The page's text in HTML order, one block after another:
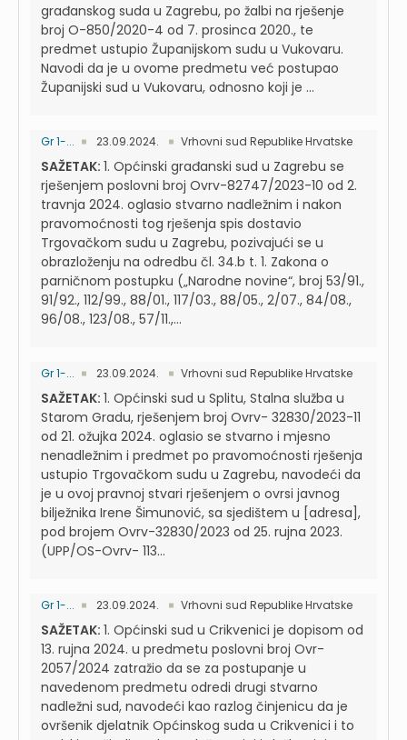
građanskog suda u Zagrebu, po žalbi na rješenje
broj O-850/2020-4 od 7. prosinca 2020., te
predmet ustupio Županijskom sudu u Vukovaru.
Navodi da je u ovome predmetu već postupao
Županijski sud u Vukovaru, odnosno koji je ...
Gr 1-... 23.09.2024. Vrhovni sud Republike Hrvatske
SAŽETAK: 1. Općinski građanski sud u Zagrebu se
rješenjem poslovni broj Ovrv-82747/2023-10 od 2.
travnja 2024. oglasio stvarno nadležnim i nakon
pravomoćnosti tog rješenja spis dostavio
Trgovačkom sudu u Zagrebu, pozivajući se u
obrazloženju na odredbu čl. 34.b t. 1. Zakona o
parničnom postupku („Narodne novine“, broj 53/91.,
91/92., 112/99., 88/01., 117/03., 88/05., 2/07., 84/08.,
96/08., 123/08., 57/11.,...
Gr 1-... 23.09.2024. Vrhovni sud Republike Hrvatske
SAŽETAK: 1. Općinski sud u Splitu, Stalna služba u
Starom Gradu, rješenjem broj Ovrv- 32830/2023-11
od 21. ožujka 2024. oglasio se stvarno i mjesno
nenadležnim i predmet po pravomoćnosti rješenja
ustupio Trgovačkom sudu u Zagrebu, navodeći da
je u ovoj pravnoj stvari rješenjem o ovrsi javnog
bilježnika Irene Šimunović, sa sjedištem u [adresa],
pod brojem Ovrv-32830/2023 od 25. rujna 2023.
(UPP/OS-Ovrv- 113...
Gr 1-... 23.09.2024. Vrhovni sud Republike Hrvatske
SAŽETAK: 1. Općinski sud u Crikvenici je dopisom od
13. rujna 2024. u predmetu poslovni broj Ovr-
2057/2024 zatražio da se za postupanje u
navedenom predmetu odredi drugi stvarno
nadležni sud, navodeći kao razlog činjenicu da je
ovršenik djelatnik Općinskog suda u Crikvenici i to